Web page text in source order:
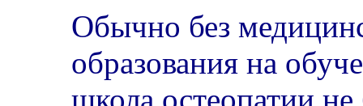
Обычно без
образования на
школа остеопатии не